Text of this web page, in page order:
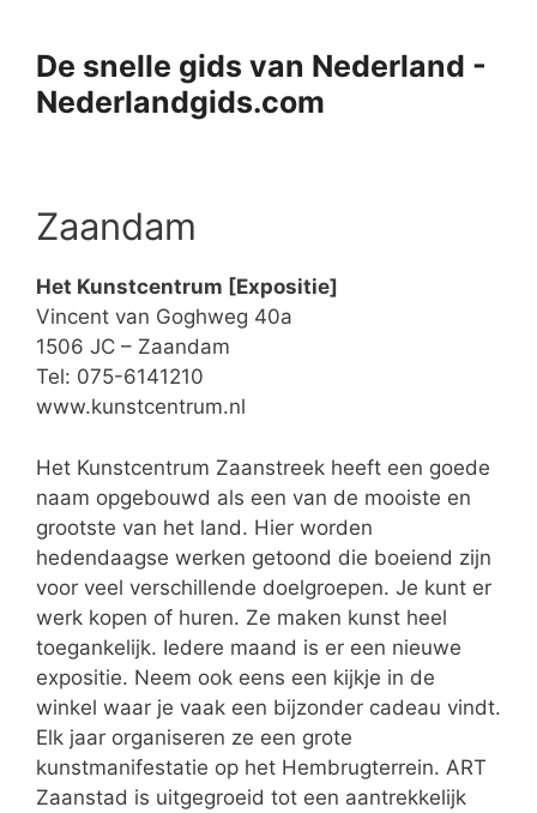
inhoud
De snelle gids van Nederland -
Nederlandgids.com
Zaandam
Het Kunstcentrum [Expositie]
Vincent van Goghweg 40a
1506 JC – Zaandam
Tel: 075-6141210
www.kunstcentrum.nl
Het Kunstcentrum Zaanstreek heeft een goede
naam opgebouwd als een van de mooiste en
grootste van het land. Hier worden
hedendaagse werken getoond die boeiend zijn
voor veel verschillende doelgroepen. Je kunt er
werk kopen of huren. Ze maken kunst heel
toegankelijk. Iedere maand is er een nieuwe
expositie. Neem ook eens een kijkje in de
winkel waar je vaak een bijzonder cadeau vindt.
Elk jaar organiseren ze een grote
kunstmanifestatie op het Hembrugterrein. ART
Zaanstad is uitgegroeid tot een aantrekkelijk